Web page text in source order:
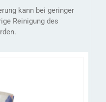
kann bei geringer
Reinigung des